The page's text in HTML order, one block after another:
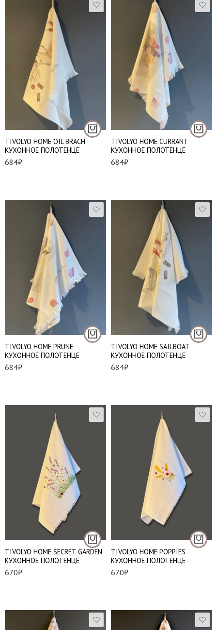
TIVOLYO HOME OIL BRACH
КУХОННОЕ ПОЛОТЕНЦЕ
684₽
TIVOLYO HOME CURRANT
КУХОННОЕ ПОЛОТЕНЦЕ
684₽
TIVOLYO HOME PRUNE
КУХОННОЕ ПОЛОТЕНЦЕ
684₽
TIVOLYO HOME SAILBOAT
КУХОННОЕ ПОЛОТЕНЦЕ
684₽
TIVOLYO HOME SECRET GARDEN
КУХОННОЕ ПОЛОТЕНЦЕ
670₽
50*70 см
TIVOLYO HOME POPPIES
КУХОННОЕ ПОЛОТЕНЦЕ
670₽
50*70 см